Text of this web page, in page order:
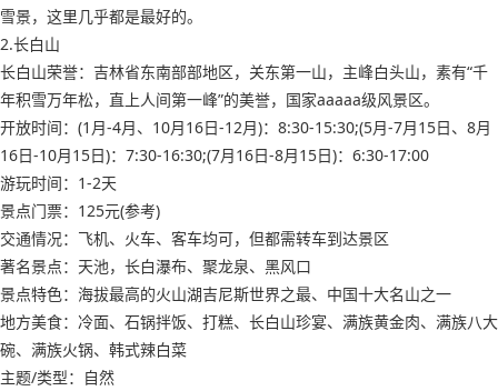
雪景，这里几乎都是最好的。
2.长白山
长白山荣誉：吉林省东南部部地区，关东第一山，主峰白头山，素有“千
年积雪万年松，直上人间第一峰”的美誉，国家aaaaa级风景区。
开放时间：(1月-4月、10月16日-12月)：8:30-15:30;(5月-7月15日、8月
16日-10月15日)：7:30-16:30;(7月16日-8月15日)：6:30-17:00
游玩时间：1-2天
景点门票：125元(参考)
交通情况：飞机、火车、客车均可，但都需转车到达景区
著名景点：天池，长白瀑布、聚龙泉、黑风口
景点特色：海拔最高的火山湖吉尼斯世界之最、中国十大名山之一
地方美食：冷面、石锅拌饭、打糕、长白山珍宴、满族黄金肉、满族八大
碗、满族火锅、韩式辣白菜
主题/类型：自然